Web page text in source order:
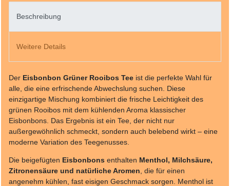
Beschreibung
Weitere Details
Der Eisbonbon Grüner Rooibos Tee ist die perfekte Wahl für
alle, die eine erfrischende Abwechslung suchen. Diese
einzigartige Mischung kombiniert die frische Leichtigkeit des
grünen Rooibos mit dem kühlenden Aroma klassischer
Eisbonbons. Das Ergebnis ist ein Tee, der nicht nur
außergewöhnlich schmeckt, sondern auch belebend wirkt – eine
moderne Variation des Teegenusses.
Die beigefügten Eisbonbons enthalten Menthol, Milchsäure,
Zitronensäure und natürliche Aromen , die für einen
angenehm kühlen, fast eisigen Geschmack sorgen. Menthol ist